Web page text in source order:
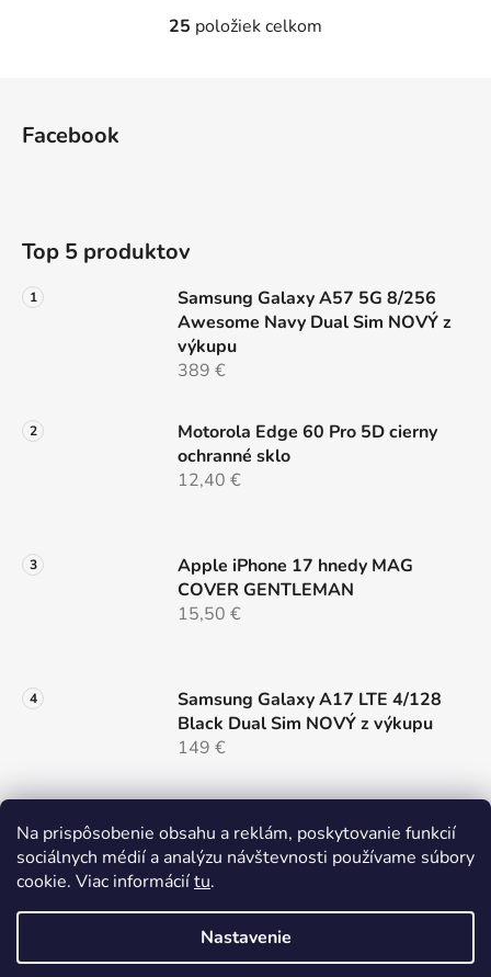
Na prispôsobenie obsahu a reklám, poskytovanie funkcií
sociálnych médií a analýzu návštevnosti používame súbory
cookie. Viac informáciítu.
Nastavenie
O
v
k
p
i
s
25 položiek celkom
Facebook
Top 5 produktov
Samsung Galaxy A57 5G 8/256
Awesome Navy Dual Sim NOVÝ z
výkupu
389 €
Motorola Edge 60 Pro 5D cierny
ochranné sklo
12,40 €
Apple iPhone 17 hnedy MAG
COVER GENTLEMAN
15,50 €
Samsung Galaxy A17 LTE 4/128
Black Dual Sim NOVÝ z výkupu
149 €
Nillkin SnapHold Magnetický
sticker Vegan Leather Elegant,
čierny
14,90 €